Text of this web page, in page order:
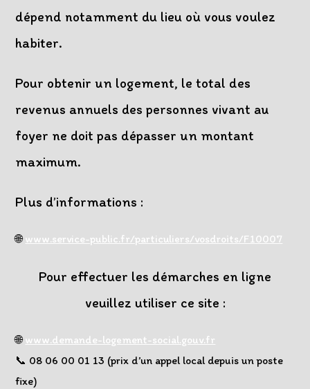
dépend notamment du lieu où vous voulez
habiter.
Pour obtenir un logement, le total des
revenus annuels des personnes vivant au
foyer ne doit pas dépasser un montant
maximum.
Plus d’informations :
🌐www.service-public.fr/particuliers/vosdroits/F10007
Pour effectuer les démarches en ligne
veuillez utiliser ce site :
🌐www.demande-logement-social.gouv.fr
📞 08 06 00 01 13 (prix d’un appel local depuis un poste
fixe)